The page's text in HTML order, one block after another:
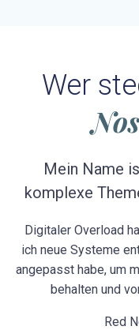
Wer
Mein Name
komplexe
Digitaler Overload
ich neue Systeme
angepasst habe, um
behalten und
Red